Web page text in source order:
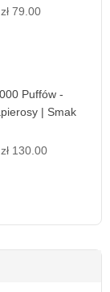
zł 79.00
Puffów -
| Smak
zł 130.00